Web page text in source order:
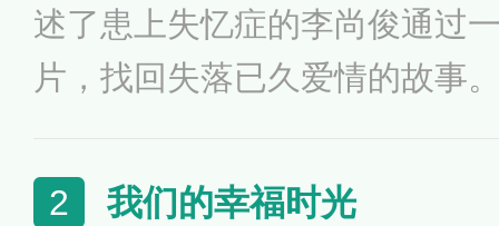
述了患上失忆症的李尚俊通过
片，找回失落已久爱情的故事
2 我们的幸福时光